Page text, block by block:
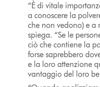
“È di vitale
a conoscere la
che non vedono) e a
spiega. “Se le
ciò che contiene la
forse saprebbero
e la loro attenzione
vantaggio del loro